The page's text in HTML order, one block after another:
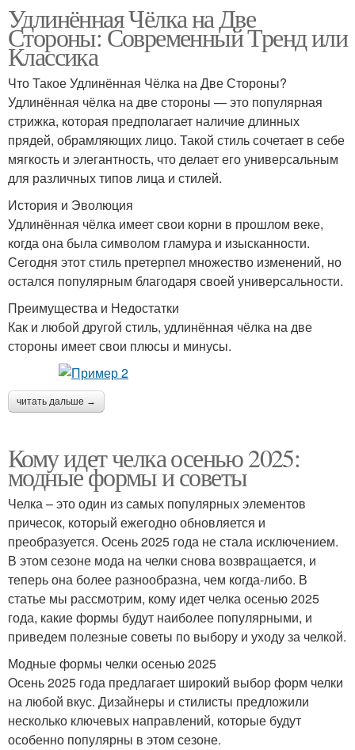
Удлинённая Чёлка на Две
Стороны: Современный Тренд или
Классика
Что Такое Удлинённая Чёлка на Две Стороны?
Удлинённая чёлка на две стороны — это популярная
стрижка, которая предполагает наличие длинных
прядей, обрамляющих лицо. Такой стиль сочетает в себе
мягкость и элегантность, что делает его универсальным
для различных типов лица и стилей.
История и Эволюция
Удлинённая чёлка имеет свои корни в прошлом веке,
когда она была символом гламура и изысканности.
Сегодня этот стиль претерпел множество изменений, но
остался популярным благодаря своей универсальности.
Преимущества и Недостатки
Как и любой другой стиль, удлинённая чёлка на две
стороны имеет свои плюсы и минусы.
читать дальше →
Кому идет челка осенью 2025:
модные формы и советы
Челка – это один из самых популярных элементов
причесок, который ежегодно обновляется и
преобразуется. Осень 2025 года не стала исключением.
В этом сезоне мода на челки снова возвращается, и
теперь она более разнообразна, чем когда-либо. В
статье мы рассмотрим, кому идет челка осенью 2025
года, какие формы будут наиболее популярными, и
приведем полезные советы по выбору и уходу за челкой.
Модные формы челки осенью 2025
Осень 2025 года предлагает широкий выбор форм челки
на любой вкус. Дизайнеры и стилисты предложили
несколько ключевых направлений, которые будут
особенно популярны в этом сезоне.